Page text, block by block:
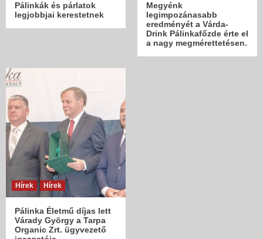
Pálinkák és párlatok
legjobbjai kerestetnek
Megyénk
legimpozánasabb
eredményét a Várda-
Drink Pálinkafőzde érte el
a nagy megmérettetésen.
Hírek Hírek
Pálinka Életmű díjas lett
Várady György a Tarpa
Organic Zrt. ügyvezető